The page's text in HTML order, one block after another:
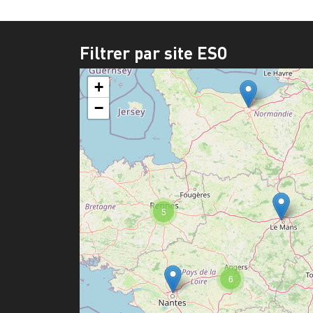
Filtrer par site ESO
6
5
+
−